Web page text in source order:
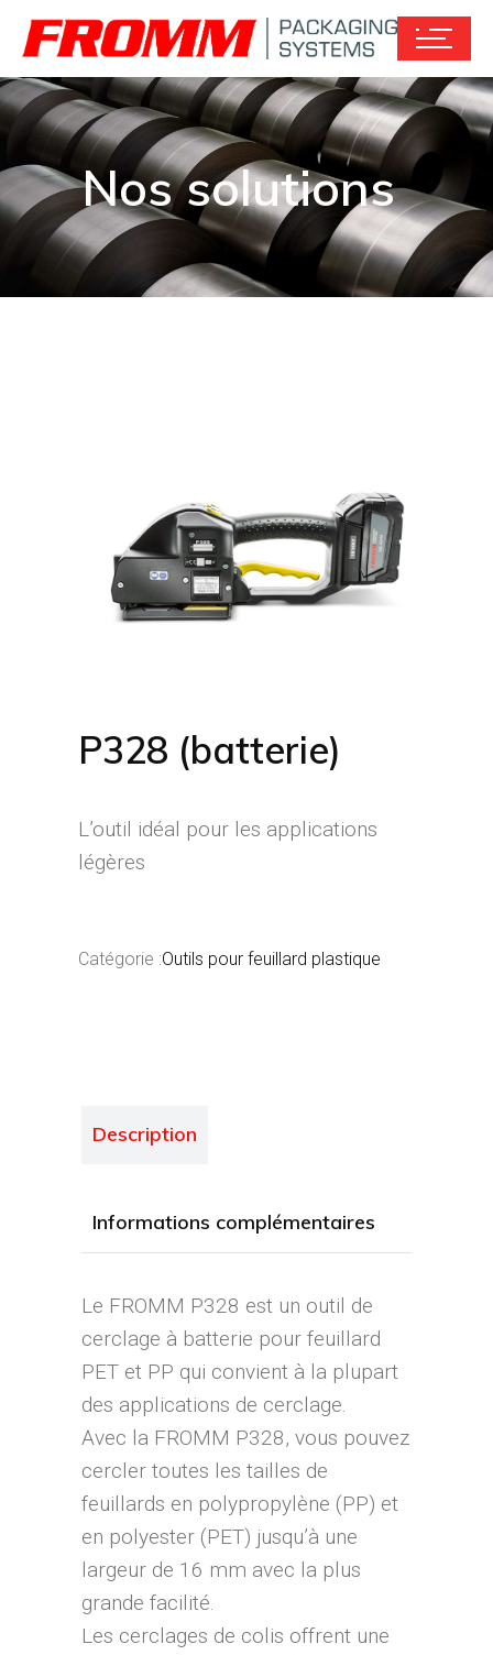
Nos solutions
P328 (batterie)
L’outil idéal pour les applications
légères
Catégorie :Outils pour feuillard plastique
Description
Informations complémentaires
Le FROMM P328 est un outil de
cerclage à batterie pour feuillard
PET et PP qui convient à la plupart
des applications de cerclage.
Avec la FROMM P328, vous pouvez
cercler toutes les tailles de
feuillards en polypropylène (PP) et
en polyester (PET) jusqu’à une
largeur de 16 mm avec la plus
grande facilité.
Les cerclages de colis offrent une